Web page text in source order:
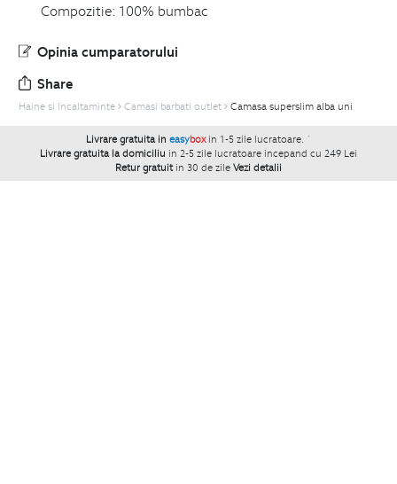
Compozitie: 100% bumbac
Opinia cumparatorului
Share
Haine si Incaltaminte Camasi barbati outlet Camasa superslim alba uni
Livrare gratuita in easybox in 1-5 zile lucratoare. `
Livrare gratuita la domiciliu in 2-5 zile lucratoare incepand cu 249 Lei
Retur gratuit in 30 de zile Vezi detalii